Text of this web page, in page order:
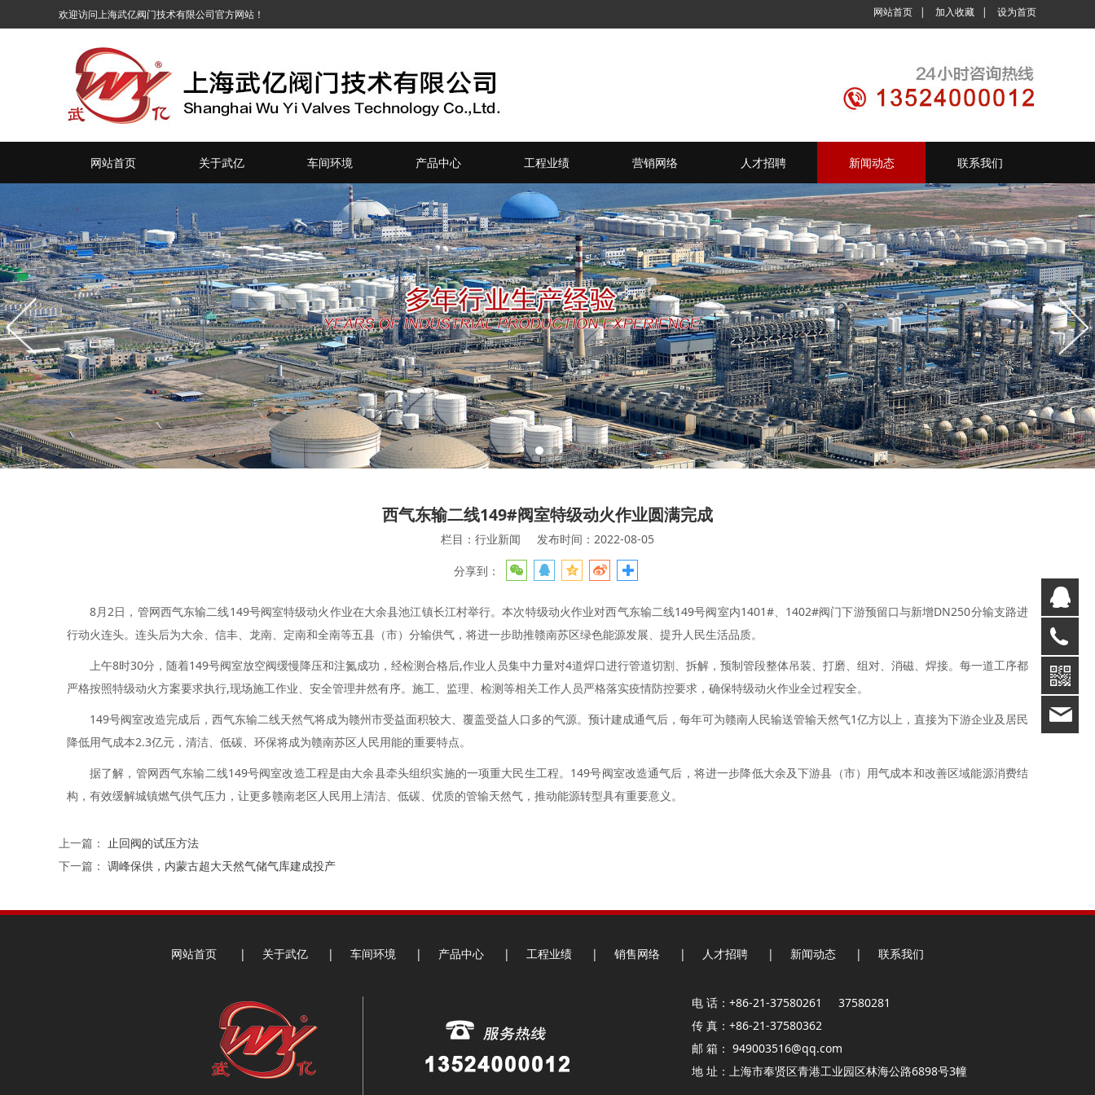
网站首页 关于武亿 车间环境 产品中心 工程业绩 营销网络 人才招聘 新闻动态 联系我们
网站首页 | 加入收藏 | 设为首页
西气东输二线149#阀室特级动火作业圆满完成
栏目：行业新闻 发布时间：2022-08-05
分享到：
8月2日，管网西气东输二线149号阀室特级动火作业在大余县池江镇长江村举行。本次特级动火作业对西气东输二线149号阀室内1401#、1402#阀门下游预留口与新增DN250分输支路进
行动火连头。连头后为大余、信丰、龙南、定南和全南等五县（市）分输供气，将进一步助推赣南苏区绿色能源发展、提升人民生活品质。
上午8时30分，随着149号阀室放空阀缓慢降压和注氮成功，经检测合格后,作业人员集中力量对4道焊口进行管道切割、拆解，预制管段整体吊装、打磨、组对、消磁、焊接。每一道工序都
严格按照特级动火方案要求执行,现场施工作业、安全管理井然有序。施工、监理、检测等相关工作人员严格落实疫情防控要求，确保特级动火作业全过程安全。
149号阀室改造完成后，西气东输二线天然气将成为赣州市受益面积较大、覆盖受益人口多的气源。预计建成通气后，每年可为赣南人民输送管输天然气1亿方以上，直接为下游企业及居民
降低用气成本2.3亿元，清洁、低碳、环保将成为赣南苏区人民用能的重要特点。
据了解，管网西气东输二线149号阀室改造工程是由大余县牵头组织实施的一项重大民生工程。149号阀室改造通气后，将进一步降低大余及下游县（市）用气成本和改善区域能源消费结
构，有效缓解城镇燃气供气压力，让更多赣南老区人民用上清洁、低碳、优质的管输天然气，推动能源转型具有重要意义。
上一篇： 止回阀的试压方法
下一篇： 调峰保供，内蒙古超大天然气储气库建成投产
网站首页 | 关于武亿 | 车间环境 | 产品中心 | 工程业绩 | 销售网络 | 人才招聘 | 新闻动态 | 联系我们
电 话：+86-21-37580261 37580281
传 真：+86-21-37580362
邮 箱： 949003516@qq.com
地 址：上海市奉贤区青港工业园区林海公路6898号3幢
销